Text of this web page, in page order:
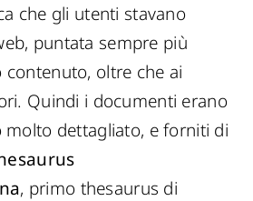
che gli utenti stavano
puntata sempre più
contenuto, oltre che ai
Quindi i documenti erano
dettagliato, e forniti di
, primo thesaurus di